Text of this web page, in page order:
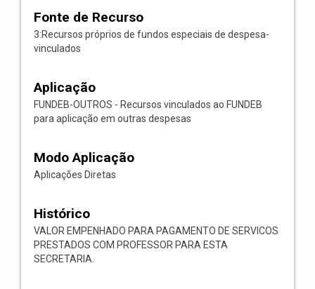
Fonte de Recurso
3:Recursos próprios de fundos especiais de despesa-
vinculados
Aplicação
FUNDEB-OUTROS - Recursos vinculados ao FUNDEB
para aplicação em outras despesas
Modo Aplicação
Aplicações Diretas
Histórico
VALOR EMPENHADO PARA PAGAMENTO DE SERVICOS
PRESTADOS COM PROFESSOR PARA ESTA
SECRETARIA.